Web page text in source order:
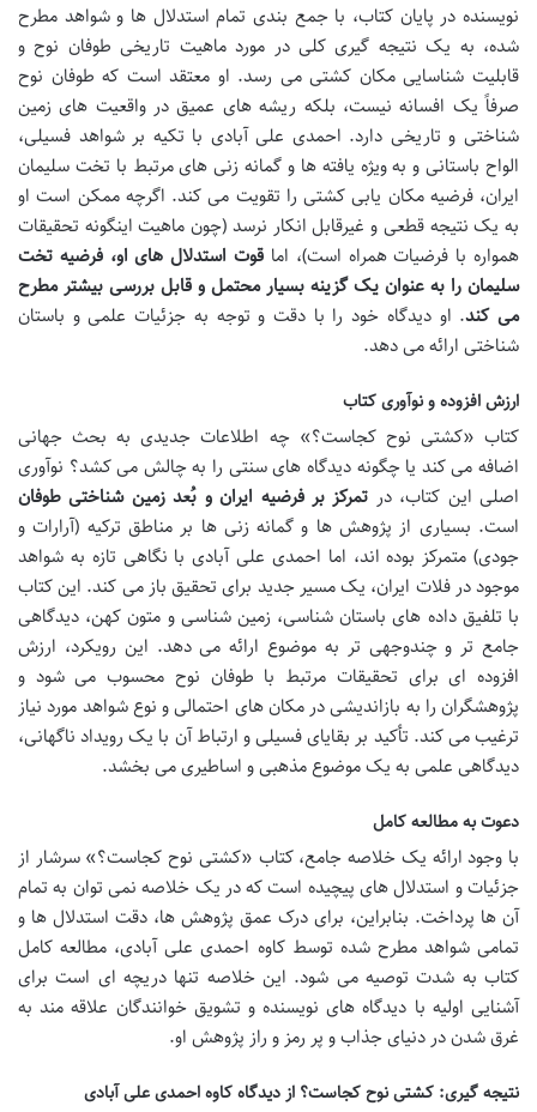
نویسنده در پایان کتاب، با جمع بندی تمام استدلال ها و شواهد مطرح
شده، به یک نتیجه گیری کلی در مورد ماهیت تاریخی طوفان نوح و
قابلیت شناسایی مکان کشتی می رسد. او معتقد است که طوفان نوح
صرفاً یک افسانه نیست، بلکه ریشه های عمیق در واقعیت های زمین
شناختی و تاریخی دارد. احمدی علی آبادی با تکیه بر شواهد فسیلی،
الواح باستانی و به ویژه یافته ها و گمانه زنی های مرتبط با تخت سلیمان
ایران، فرضیه مکان یابی کشتی را تقویت می کند. اگرچه ممکن است او
به یک نتیجه قطعی و غیرقابل انکار نرسد (چون ماهیت اینگونه تحقیقات
همواره با فرضیات همراه است)، اما قوت استدلال های او، فرضیه تخت
سلیمان را به عنوان یک گزینه بسیار محتمل و قابل بررسی بیشتر مطرح
می کند. او دیدگاه خود را با دقت و توجه به جزئیات علمی و باستان
شناختی ارائه می دهد.
ارزش افزوده و نوآوری کتاب
کتاب «کشتی نوح کجاست؟» چه اطلاعات جدیدی به بحث جهانی
اضافه می کند یا چگونه دیدگاه های سنتی را به چالش می کشد؟ نوآوری
اصلی این کتاب، در تمرکز بر فرضیه ایران و بُعد زمین شناختی طوفان
است. بسیاری از پژوهش ها و گمانه زنی ها بر مناطق ترکیه (آرارات و
جودی) متمرکز بوده اند، اما احمدی علی آبادی با نگاهی تازه به شواهد
موجود در فلات ایران، یک مسیر جدید برای تحقیق باز می کند. این کتاب
با تلفیق داده های باستان شناسی، زمین شناسی و متون کهن، دیدگاهی
جامع تر و چندوجهی تر به موضوع ارائه می دهد. این رویکرد، ارزش
افزوده ای برای تحقیقات مرتبط با طوفان نوح محسوب می شود و
پژوهشگران را به بازاندیشی در مکان های احتمالی و نوع شواهد مورد نیاز
ترغیب می کند. تأکید بر بقایای فسیلی و ارتباط آن با یک رویداد ناگهانی،
دیدگاهی علمی به یک موضوع مذهبی و اساطیری می بخشد.
دعوت به مطالعه کامل
با وجود ارائه یک خلاصه جامع، کتاب «کشتی نوح کجاست؟» سرشار از
جزئیات و استدلال های پیچیده است که در یک خلاصه نمی توان به تمام
آن ها پرداخت. بنابراین، برای درک عمق پژوهش ها، دقت استدلال ها و
تمامی شواهد مطرح شده توسط کاوه احمدی علی آبادی، مطالعه کامل
کتاب به شدت توصیه می شود. این خلاصه تنها دریچه ای است برای
آشنایی اولیه با دیدگاه های نویسنده و تشویق خوانندگان علاقه مند به
غرق شدن در دنیای جذاب و پر رمز و راز پژوهش او.
نتیجه گیری: کشتی نوح کجاست؟ از دیدگاه کاوه احمدی علی آبادی